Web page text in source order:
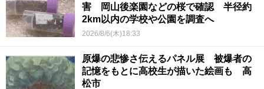
害 岡山後楽園などの桜で確認 半径約
2km以内の学校や公園を調査へ
2026/8/6(木)18:33
原爆の悲惨さ伝えるパネル展 被爆者の
記憶をもとに高校生が描いた絵画も 高
松市